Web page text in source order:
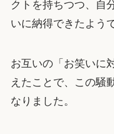
クトを持ちつつ、自
いに納得できたよう
お互いの「お笑いに
えたことで、この騒
なりました。